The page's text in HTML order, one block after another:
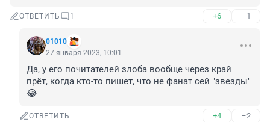
ОТВЕТИТЬ 1 +6 –1
01010
27 января 2023, 10:01
Да, у его почитателей злоба вообще через край
прёт, когда кто-то пишет, что не фанат сей "звезды"
😂
ОТВЕТИТЬ +4 –2